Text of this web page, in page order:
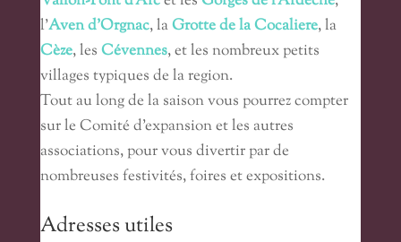
l’Aven d’Orgnac, laGrotte de la Cocaliere, la
Cèze, les Cévennes, et les nombreux petits
villages typiques de la region.
Tout au long de la saison vous pourrez compter
sur le Comité d’expansion et les autres
associations, pour vous divertir par de
nombreuses festivités, foires et expositions.
Adresses utiles